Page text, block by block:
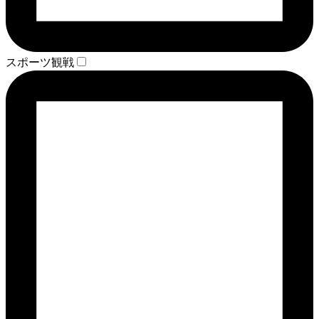
スポーツ観戦